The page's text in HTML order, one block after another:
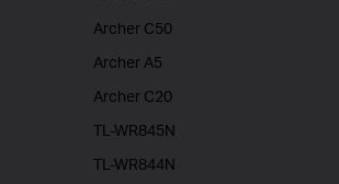
Archer C50
Archer A5
Archer C20
TL-WR845N
TL-WR844N